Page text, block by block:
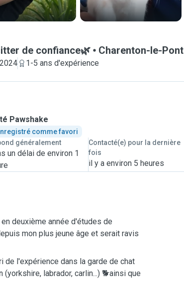
de confiance🌿 Charenton-le-Pont
1-5 ans d'expérience
Pawshake
comme favori
généralement
un délai de environ 1
Contacté(e) pour la dernière
fois
il y a environ 5 heures
deuxième année d'études de
mon plus jeune âge et serait ravis
de l'expérience dans la garde de chat
labrador, carlin...) 🐕ainsi que